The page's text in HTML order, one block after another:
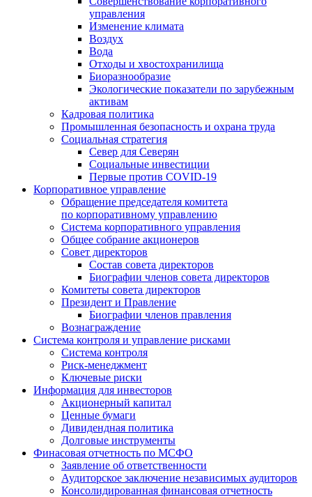
управления
Изменение климата
Воздух
Вода
Отходы и хвостохранилища
Биоразнообразие
Экологические показатели по зарубежным
активам
Кадровая политика
Промышленная безопасность и охрана труда
Социальная стратегия
Север для Северян
Социальные инвестиции
Первые против COVID‑19
Корпоративное управление
Обращение председателя комитета
по корпоративному управлению
Система корпоративного управления
Общее собрание акционеров
Совет директоров
Состав совета директоров
Биографии членов совета директоров
Комитеты совета директоров
Президент и Правление
Биографии членов правления
Вознаграждение
Система контроля и управление рисками
Система контроля
Риск-менеджмент
Ключевые риски
Информация для инвесторов
Акционерный капитал
Ценные бумаги
Дивидендная политика
Долговые инструменты
Финасовая отчетность по МСФО
Заявление об ответственности
Аудиторское заключение независимых аудиторов
Консолидированная финансовая отчетность